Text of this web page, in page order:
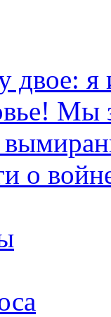
двое: я
Мы
о